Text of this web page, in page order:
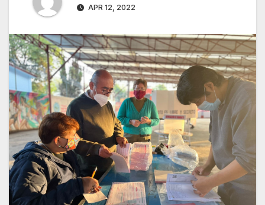
APR 12, 2022